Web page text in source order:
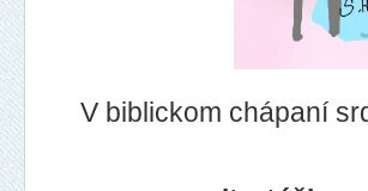
V biblickom chápaní